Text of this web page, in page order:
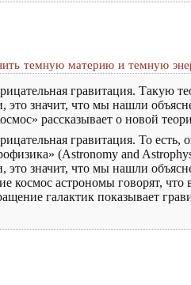
темную материю и темную
гравитация. Такую
это значит, что мы нашли
рассказывает о новой
гравитация. То есть,
(Astronomy and
это значит, что мы нашли
астрономы говорят, что
галактик показывает